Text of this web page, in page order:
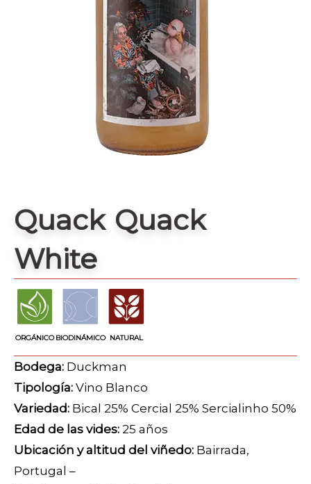
Quack Quack
White
ORGÁNICO BIODINÁMICO NATURAL
Bodega: Duckman
Tipología: Vino Blanco
Variedad: Bical 25% Cercial 25% Sercialinho 50%
Edad de las vides: 25 años
Ubicación y altitud del viñedo: Bairrada,
Portugal –